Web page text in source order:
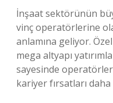
İnşaat sektörünün
vinç operatörlerine
anlamına geliyor.
mega altyapı
sayesinde
kariyer fırsatları